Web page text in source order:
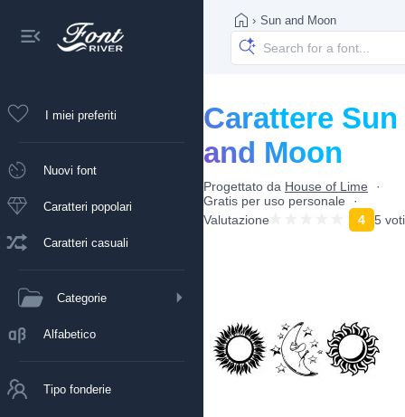
I miei preferiti
Nuovi font
Caratteri popolari
Caratteri casuali
Categorie
Alfabetico
Tipo fonderie
› Sun and Moon
Carattere Sun
and Moon
Progettato da House of Lime
Gratis per uso personale
Valutazione
4 5 voti